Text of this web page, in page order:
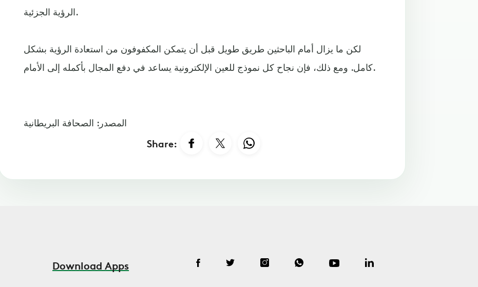
الرؤية الجزئية.
لكن ما يزال أمام الباحثين طريق طويل قبل أن يتمكن المكفوفون من استعادة الرؤية بشكل
كامل. ومع ذلك، فإن نجاح كل نموذج للعين الإلكترونية يساعد في دفع المجال بأكمله إلى الأمام.
المصدر: الصحافة البريطانية
Share:
Download Apps